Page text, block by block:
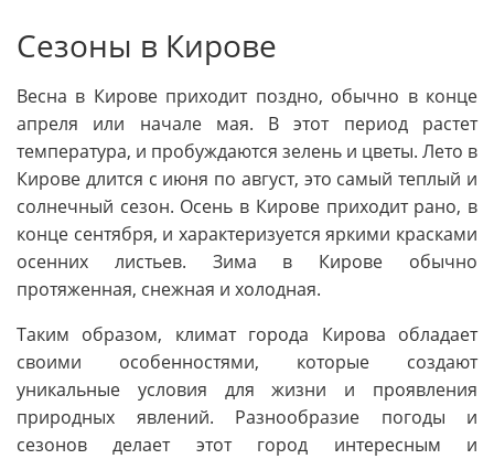
Сезоны в Кирове
Весна в Кирове приходит поздно, обычно в конце
апреля или начале мая. В этот период растет
температура, и пробуждаются зелень и цветы. Лето в
Кирове длится с июня по август, это самый теплый и
солнечный сезон. Осень в Кирове приходит рано, в
конце сентября, и характеризуется яркими красками
осенних листьев. Зима в Кирове обычно
протяженная, снежная и холодная.
Таким образом, климат города Кирова обладает
своими особенностями, которые создают
уникальные условия для жизни и проявления
природных явлений. Разнообразие погоды и
сезонов делает этот город интересным и